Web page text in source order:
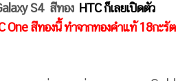
S4 สีทอง HTC ก็เลยเปิดตัว
One สีทองนี้ ทำจากทองคำแท้ 18กะรัต